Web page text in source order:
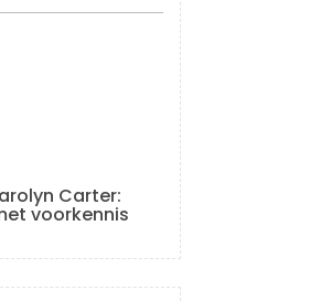
Carter:
voorkennis